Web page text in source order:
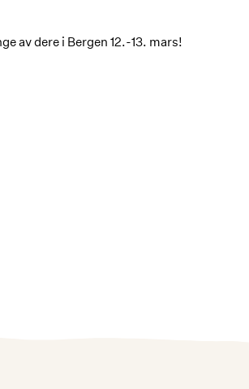
av dere i Bergen 12.-13. mars!